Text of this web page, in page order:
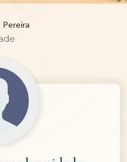
Pereira